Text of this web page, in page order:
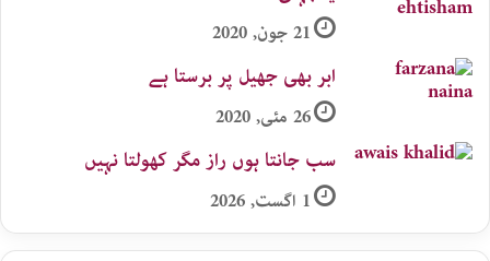
21 جون, 2020
ابر بھی جھیل پر برستا ہے
26 مئی, 2020
سب جانتا ہوں راز مگر کھولتا نہیں
1 اگست, 2026